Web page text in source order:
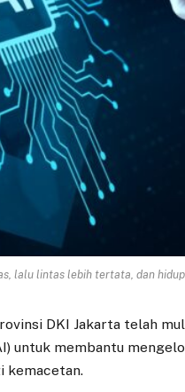
lalu lintas lebih tertata, dan
DKI Jakarta telah
untuk membantu
kemacetan.